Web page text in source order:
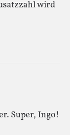
wird
Super, Ingo!